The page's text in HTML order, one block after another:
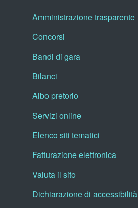
Amministrazione trasparente
Concorsi
Bandi di gara
Bilanci
Albo pretorio
Servizi online
Elenco siti tematici
Fatturazione elettronica
Valuta il sito
Dichiarazione di accessibilità